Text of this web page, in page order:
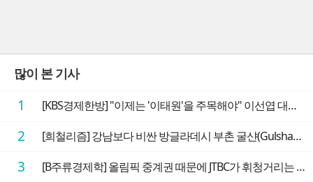
많이 본 기사
1 [KBS경제한방] "이제는 '이태원'을 주목해야" 이선엽 대표가 말하는 AI 시대 투자 성과를 가르는 지점들
2 [희철리즘] 강남보다 비싼 방글라데시 부촌 굴샨(Gulshan)의 극단적인 모습에 충격을 받다
3 [B주류경제학] 올림픽 중계권 때문에 JTBC가 휘청거리는 이유